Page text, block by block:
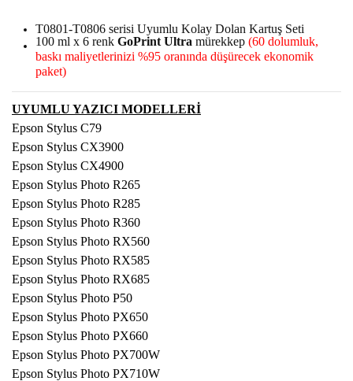
T0801-T0806 serisi Uyumlu Kolay Dolan Kartuş Seti
100 ml x 6 renk GoPrint Ultra mürekkep (60 dolumluk,
baskı maliyetlerinizi %95 oranında düşürecek ekonomik
paket)
UYUMLU YAZICI MODELLERİ
Epson Stylus C79
Epson Stylus CX3900
Epson Stylus CX4900
Epson Stylus Photo R265
Epson Stylus Photo R285
Epson Stylus Photo R360
Epson Stylus Photo RX560
Epson Stylus Photo RX585
Epson Stylus Photo RX685
Epson Stylus Photo P50
Epson Stylus Photo PX650
Epson Stylus Photo PX660
Epson Stylus Photo PX700W
Epson Stylus Photo PX710W